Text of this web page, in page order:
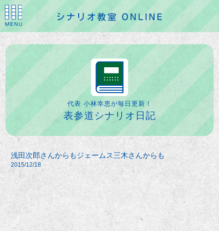
代表 小林幸恵が毎日更新！
表参道シナリオ日記
浅田次郎さんからもジェームス三木さんからも
2015/12/18